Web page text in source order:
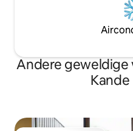
Andere geweldige
Kande